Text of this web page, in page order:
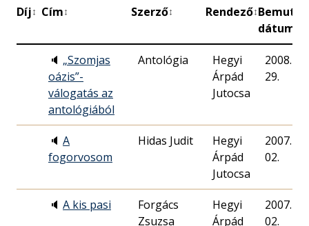
Díj↕ Cím↕ Szerző↕ Rendező↕
dátuma
🔈 „Szomjas
oázis”-
válogatás az
antológiából
Antológia
Hegyi
Árpád
Jutocsa
2008. 06.
29.
🔈 A
fogorvosom
Hidas Judit
Hegyi
Árpád
Jutocsa
2007. 09.
02.
🔈 A kis pasi
Forgács
Zsuzsa
Hegyi
Árpád
2007. 09.
02.